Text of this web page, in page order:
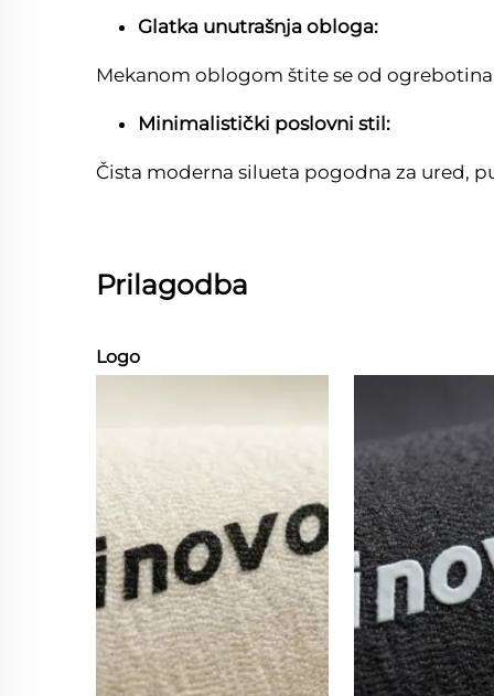
Glatka unutrašnja obloga:
Mekanom oblogom štite se od
Minimalistički poslovni stil:
Čista moderna silueta pogodna za ured,
Prilagodba
Logo